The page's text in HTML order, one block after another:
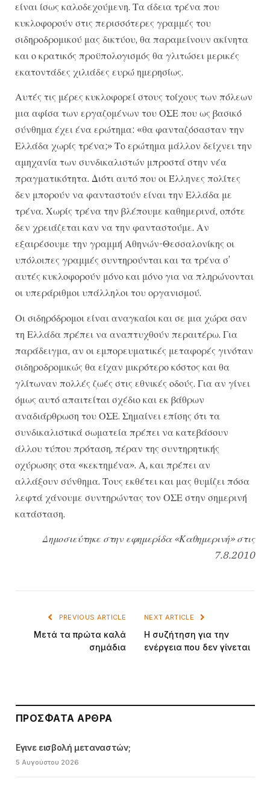
είναι ίσως καλοδεχούμενη. Τα άδεια τρένα που
κυκλοφορούν στις περισσότερες γραμμές του
σιδηροδρομικού μας δικτύου, θα παραμείνουν ακίνητα
και ο κρατικός προϋπολογισμός θα γλιτώσει μερικές
εκατοντάδες χιλιάδες ευρώ ημερησίως.
Αυτές τις μέρες κυκλοφορεί στους τοίχους των πόλεων
μια αφίσα των εργαζομένων του ΟΣΕ που ως βασικό
σύνθημα έχει ένα ερώτημα: «θα φανταζόσασταν την
Ελλάδα χωρίς τρένα;» Το ερώτημα μάλλον δείχνει την
αμηχανία των συνδικαλιστών μπροστά στην νέα
πραγματικότητα. Διότι αυτό που οι Έλληνες πολίτες
δεν μπορούν να φανταστούν είναι την Ελλάδα με
τρένα. Χωρίς τρένα την βλέπουμε καθημερινά, οπότε
δεν χρειάζεται καν να την φανταστούμε. Αν
εξαιρέσουμε την γραμμή Αθηνών-Θεσσαλονίκης οι
υπόλοιπες γραμμές συντηρούνται και τα τρένα σ’
αυτές κυκλοφορούν μόνο και μόνο για να πληρώνονται
οι υπεράριθμοι υπάλληλοι του οργανισμού.
Οι σιδηρόδρομοι είναι αναγκαίοι και σε μια χώρα σαν
τη Ελλάδα πρέπει να αναπτυχθούν περαιτέρω. Για
παράδειγμα, αν οι εμπορευματικές μεταφορές γινόταν
σιδηροδρομικώς θα είχαν μικρότερο κόστος και θα
γλίτωναν πολλές ζωές στις εθνικές οδούς. Για αν γίνει
όμως αυτό απαιτείται σχέδιο και εκ βάθρων
αναδιάρθρωση του ΟΣΕ. Σημαίνει επίσης ότι τα
συνδικαλιστικά σωματεία πρέπει να κατεβάσουν
άλλου τύπου πρόταση, πέραν της συντηρητικής
οχύρωσης στα «κεκτημένα». Α, και πρέπει αν
αλλάξουν σύνθημα. Τους εκθέτει και μας θυμίζει πόσα
λεφτά χάνουμε συντηρώντας τον ΟΣΕ στην σημερινή
κατάσταση.
Δημοσιεύτηκε στην εφημερίδα «Καθημερινή» στις
7.8.2010
PREVIOUS ARTICLE
Μετά τα πρώτα καλά
σημάδια
NEXT ARTICLE
Η συζήτηση για την
ενέργεια που δεν γίνεται
ΠΡΌΣΦΑΤΑ ΆΡΘΡΑ
Εγινε εισβολή μεταναστών;
5 Αυγούστου 2026